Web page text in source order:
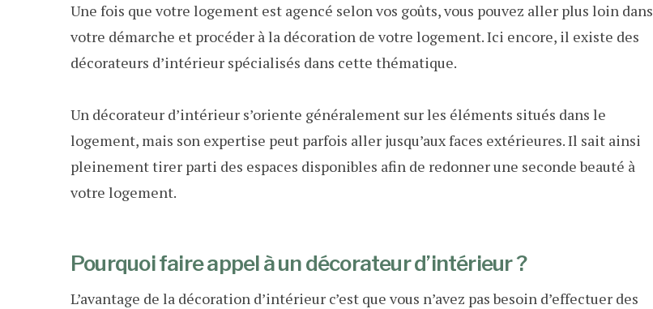
Une fois que votre logement est agencé selon vos goûts, vous pouvez aller plus loin dans
votre démarche et procéder à la décoration de votre logement. Ici encore, il existe des
décorateurs d’intérieur spécialisés dans cette thématique.
Un décorateur d’intérieur s’oriente généralement sur les éléments situés dans le
logement, mais son expertise peut parfois aller jusqu’aux faces extérieures. Il sait ainsi
pleinement tirer parti des espaces disponibles afin de redonner une seconde beauté à
votre logement.
Pourquoi faire appel à un décorateur d’intérieur ?
L’avantage de la décoration d’intérieur c’est que vous n’avez pas besoin d’effectuer des